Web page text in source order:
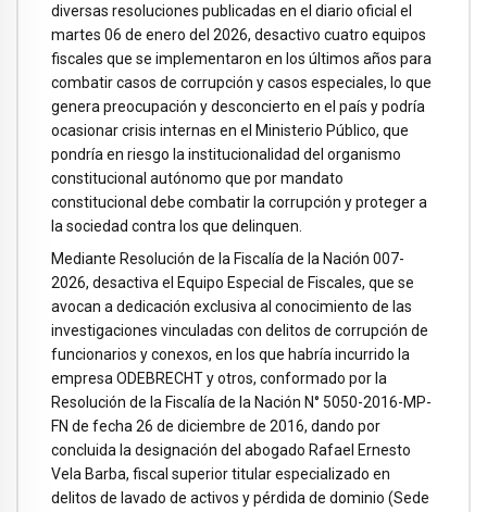
diversas resoluciones publicadas en el diario oficial el
martes 06 de enero del 2026, desactivo cuatro equipos
fiscales que se implementaron en los últimos años para
combatir casos de corrupción y casos especiales, lo que
genera preocupación y desconcierto en el país y podría
ocasionar crisis internas en el Ministerio Público, que
pondría en riesgo la institucionalidad del organismo
constitucional autónomo que por mandato
constitucional debe combatir la corrupción y proteger a
la sociedad contra los que delinquen.
Mediante Resolución de la Fiscalía de la Nación 007-
2026, desactiva el Equipo Especial de Fiscales, que se
avocan a dedicación exclusiva al conocimiento de las
investigaciones vinculadas con delitos de corrupción de
funcionarios y conexos, en los que habría incurrido la
empresa ODEBRECHT y otros, conformado por la
Resolución de la Fiscalía de la Nación N° 5050-2016-MP-
FN de fecha 26 de diciembre de 2016, dando por
concluida la designación del abogado Rafael Ernesto
Vela Barba, fiscal superior titular especializado en
delitos de lavado de activos y pérdida de dominio (Sede